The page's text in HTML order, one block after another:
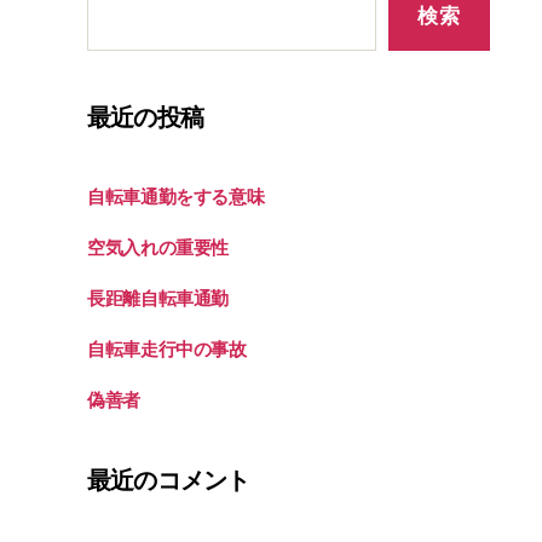
検索
最近の投稿
自転車通勤をする意味
空気入れの重要性
長距離自転車通勤
自転車走行中の事故
偽善者
最近のコメント